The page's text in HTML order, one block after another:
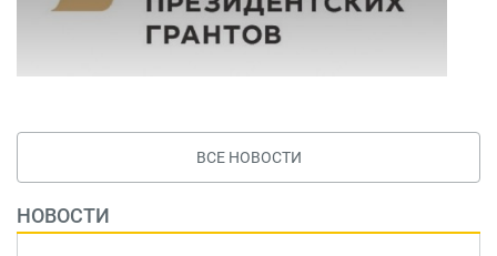
ВСЕ НОВОСТИ
НОВОСТИ